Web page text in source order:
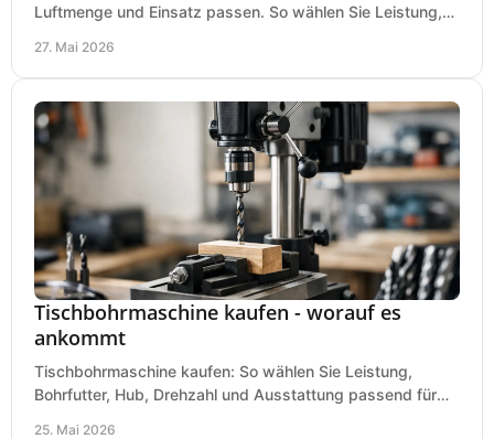
Luftmenge und Einsatz passen. So wählen Sie Leistung,
27. Mai 2026
Tischbohrmaschine kaufen - worauf es
ankommt
Tischbohrmaschine kaufen: So wählen Sie Leistung,
Bohrfutter, Hub, Drehzahl und Ausstattung passend für
25. Mai 2026